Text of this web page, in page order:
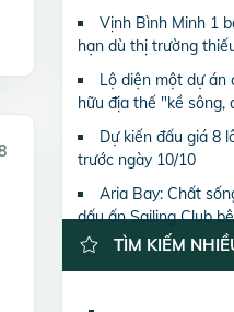
Vịnh Bình Minh 1
hạn dù thị trường
Lộ diện một dự án
hữu địa thế "kề sông,
Dự kiến đấu giá 8
trước ngày 10/10
Aria Bay: Chất
dấu ấn Sailing Club
TÌM KIẾM